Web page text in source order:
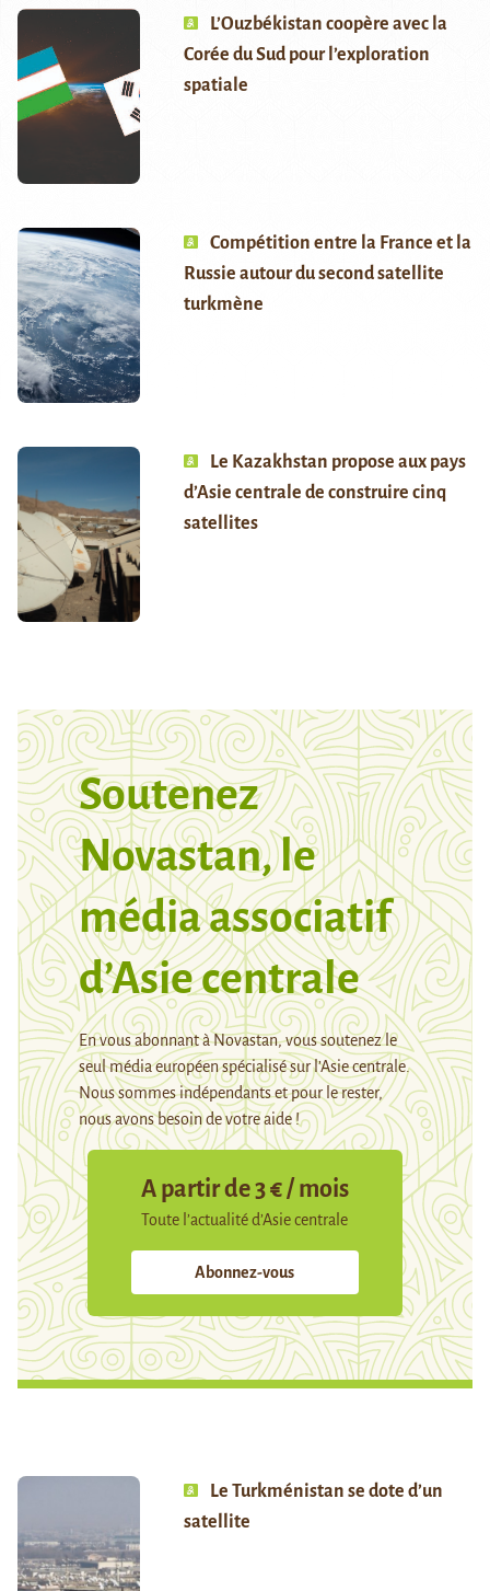
L’Ouzbékistan coopère avec la
Corée du Sud pour l’exploration
spatiale
Compétition entre la France et la
Russie autour du second satellite
turkmène
Le Kazakhstan propose aux pays
d’Asie centrale de construire cinq
satellites
Soutenez
Novastan, le
média associatif
d’Asie centrale
En vous abonnant à Novastan, vous soutenez le
seul média européen spécialisé sur l’Asie centrale.
Nous sommes indépendants et pour le rester,
nous avons besoin de votre aide !
A partir de 3 € / mois
Toute l’actualité d’Asie centrale
Abonnez-vous
Le Turkménistan se dote d’un
satellite